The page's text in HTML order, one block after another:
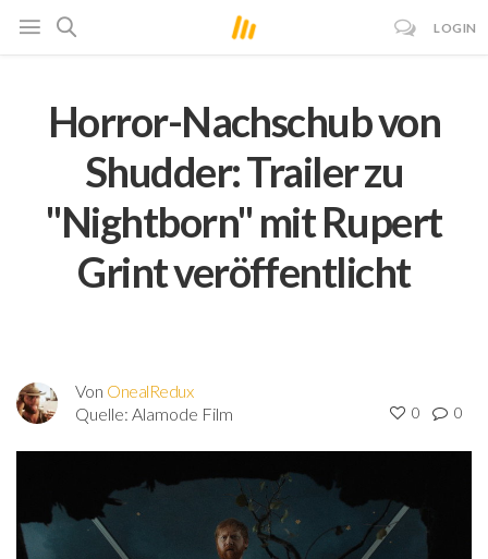
LOGIN
Horror-Nachschub von
Shudder: Trailer zu
"Nightborn" mit Rupert
Grint veröffentlicht
Von OnealRedux
Quelle: Alamode Film 0 0